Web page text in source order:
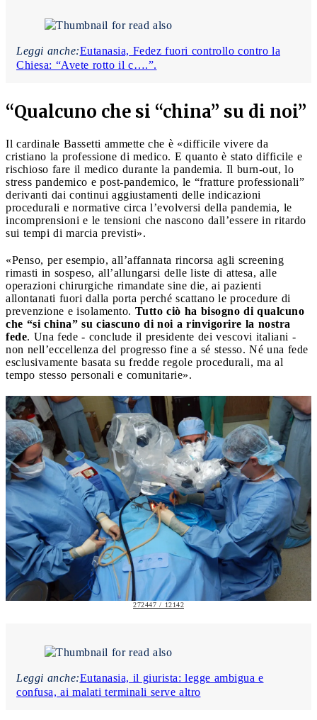
Leggi anche:Eutanasia, Fedez fuori controllo contro la
Chiesa: “Avete rotto il c….”.
“Qualcuno che si “china” su di noi”
Il cardinale Bassetti ammette che è «difficile vivere da
cristiano la professione di medico. E quanto è stato difficile e
rischioso fare il medico durante la pandemia. Il burn-out, lo
stress pandemico e post-pandemico, le “fratture professionali”
derivanti dai continui aggiustamenti delle indicazioni
procedurali e normative circa l’evolversi della pandemia, le
incomprensioni e le tensioni che nascono dall’essere in ritardo
sui tempi di marcia previsti».
«Penso, per esempio, all’affannata rincorsa agli screening
rimasti in sospeso, all’allungarsi delle liste di attesa, alle
operazioni chirurgiche rimandate sine die, ai pazienti
allontanati fuori dalla porta perché scattano le procedure di
prevenzione e isolamento. Tutto ciò ha bisogno di qualcuno
che “si china” su ciascuno di noi a rinvigorire la nostra
fede. Una fede - conclude il presidente dei vescovi italiani -
non nell’eccellenza del progresso fine a sé stesso. Né una fede
esclusivamente basata su fredde regole procedurali, ma al
tempo stesso personali e comunitarie».
272447 / 12142
Leggi anche:Eutanasia, il giurista: legge ambigua e
confusa, ai malati terminali serve altro